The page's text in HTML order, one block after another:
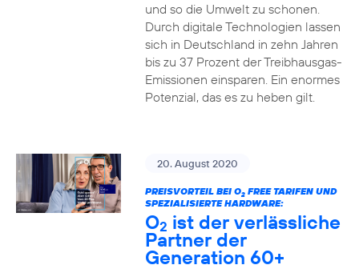
und so die Umwelt zu schonen.
Durch digitale Technologien lassen
sich in Deutschland in zehn Jahren
bis zu 37 Prozent der Treibhausgas-
Emissionen einsparen. Ein enormes
Potenzial, das es zu heben gilt.
20. August 2020
PREISVORTEIL BEI O2FREE TARIFEN UND
SPEZIALISIERTE HARDWARE:
O2 ist der verlässliche
Partner der
Generation 60+